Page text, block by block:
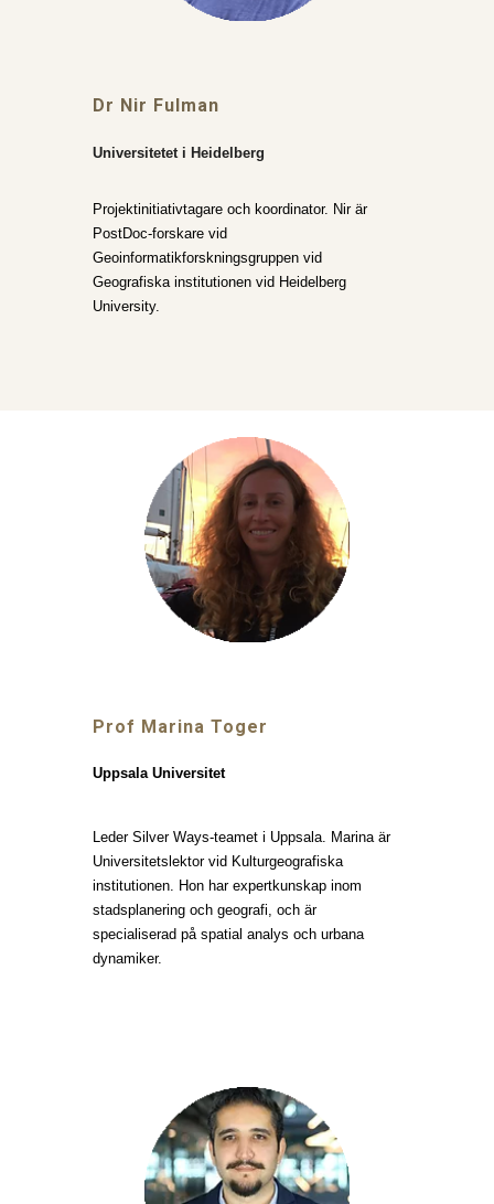
Dr Nir Fulman
Universitetet i Heidelberg
Projektinitiativtagare och koordinator. Nir är
PostDoc-forskare vid
Geoinformatikforskningsgruppen vid
Geografiska institutionen vid Heidelberg
University.
Prof Marina Toger
Uppsala Universitet
Leder Silver Ways-teamet i Uppsala. Marina är
Universitetslektor vid Kulturgeografiska
institutionen. Hon har expertkunskap inom
stadsplanering och geografi, och är
specialiserad på spatial analys och urbana
dynamiker.